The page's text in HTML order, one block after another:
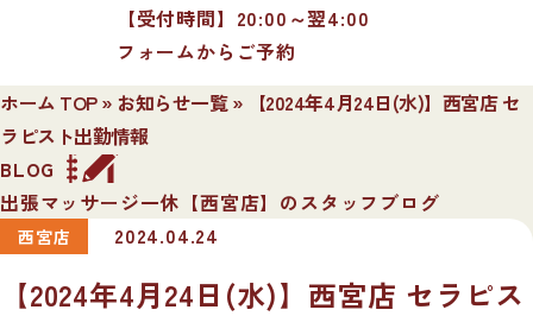
【受付時間】20:00～翌4:00
フォームからご予約
ホーム TOP» お知らせ一覧»
【2024年4月24日(水)】西宮店 セ
ラピスト出勤情報
BLOG
出張マッサージ一休【西宮店】のスタッフブログ
西宮店 2024.04.24
【2024年4月24日(水)】西宮店 セラピス